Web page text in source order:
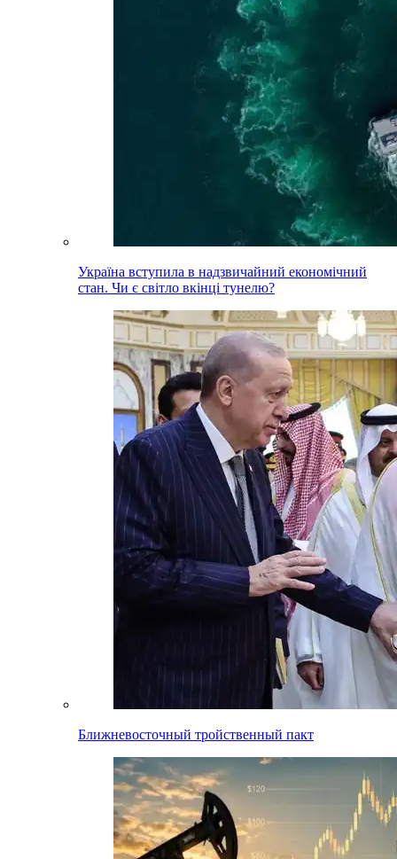
Україна вступила в надзвичайний економічний
стан. Чи є світло вкінці тунелю?
Ближневосточный тройственный пакт